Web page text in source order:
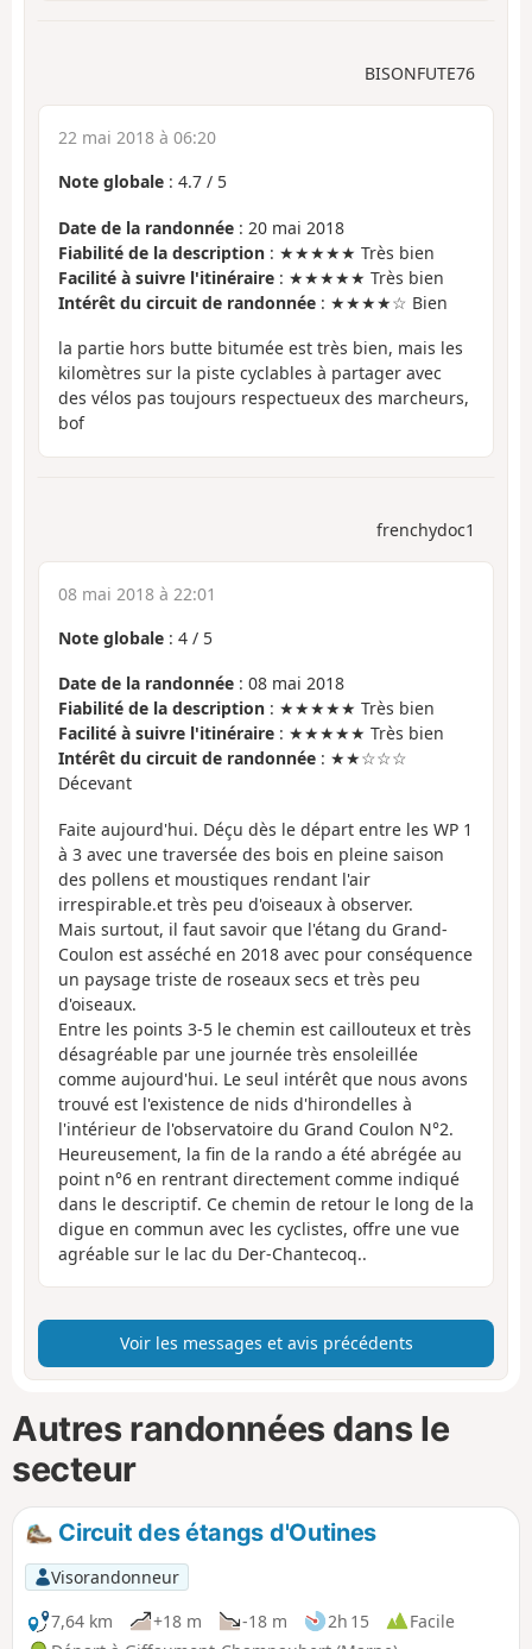
BISONFUTE76
22 mai 2018 à 06:20
Note globale : 4.7 / 5
Date de la randonnée : 20 mai 2018
Fiabilité de la description : ★★★★★ Très bien
Facilité à suivre l'itinéraire : ★★★★★ Très bien
Intérêt du circuit de randonnée : ★★★★☆ Bien
la partie hors butte bitumée est très bien, mais les
kilomètres sur la piste cyclables à partager avec
des vélos pas toujours respectueux des marcheurs,
bof
frenchydoc1
08 mai 2018 à 22:01
Note globale : 4 / 5
Date de la randonnée : 08 mai 2018
Fiabilité de la description : ★★★★★ Très bien
Facilité à suivre l'itinéraire : ★★★★★ Très bien
Intérêt du circuit de randonnée : ★★☆☆☆
Décevant
Faite aujourd'hui. Déçu dès le départ entre les WP 1
à 3 avec une traversée des bois en pleine saison
des pollens et moustiques rendant l'air
irrespirable.et très peu d'oiseaux à observer.
Mais surtout, il faut savoir que l'étang du Grand-
Coulon est asséché en 2018 avec pour conséquence
un paysage triste de roseaux secs et très peu
d'oiseaux.
Entre les points 3-5 le chemin est caillouteux et très
désagréable par une journée très ensoleillée
comme aujourd'hui. Le seul intérêt que nous avons
trouvé est l'existence de nids d'hirondelles à
l'intérieur de l'observatoire du Grand Coulon N°2.
Heureusement, la fin de la rando a été abrégée au
point n°6 en rentrant directement comme indiqué
dans le descriptif. Ce chemin de retour le long de la
digue en commun avec les cyclistes, offre une vue
agréable sur le lac du Der-Chantecoq..
Voir les messages et avis précédents
Autres randonnées dans le
secteur
Circuit des étangs d'Outines
Visorandonneur
7,64 km
+18 m -18 m 2h 15
Facile